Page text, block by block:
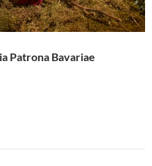
Patrona Bavariae